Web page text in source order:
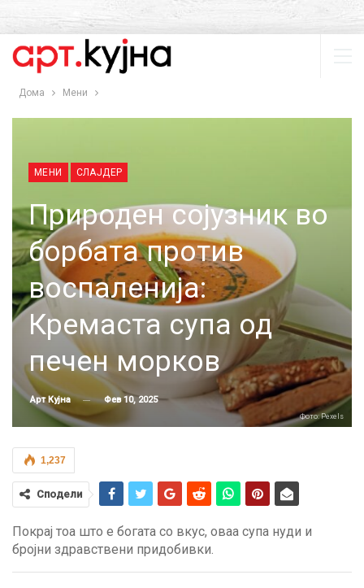
Дома Мени
МЕНИ СЛАЈДЕР
Природен сојузник во
борбата против
воспаленија:
Кремаста супа од
печен морков
Арт Кујна Фев 10, 2025
Фото: Pexels
1,237
Сподели
Покрај тоа што е богата со вкус, оваа супа нуди и
бројни здравствени придобивки.